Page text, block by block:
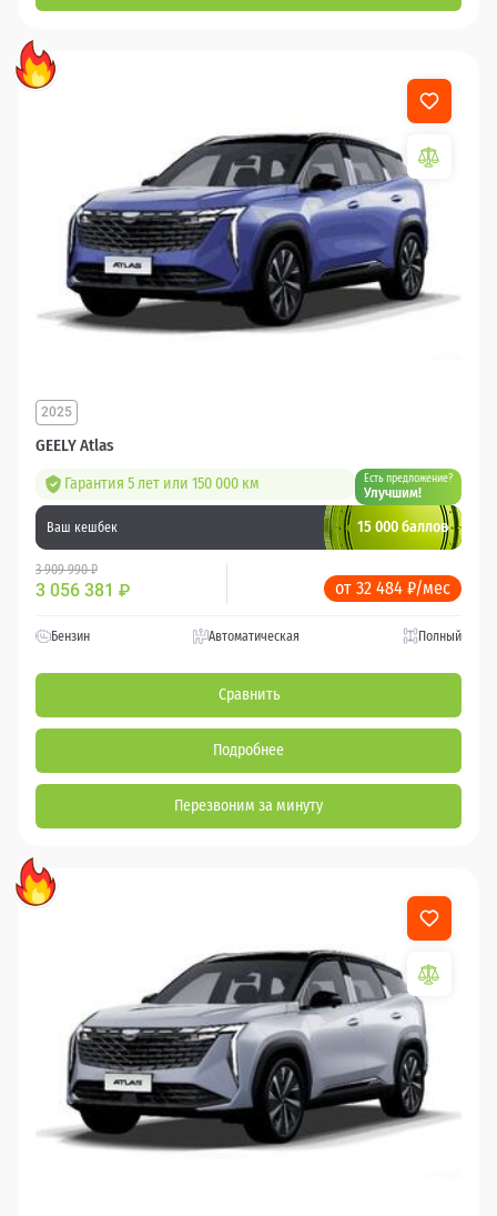
GEELY Atlas
2025
Гарантия 5 лет или 150 000 км Есть предложение?
Улучшим!
Ваш кешбек 15 000 баллов
3 909 990 ₽
3 056 381 ₽ от 32 484 ₽/мес
Бензин Автоматическая Полный
Сравнить
Подробнее
Перезвоним за минуту